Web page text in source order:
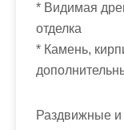
* Видимая
отделка
* Камень,
Раздвижные